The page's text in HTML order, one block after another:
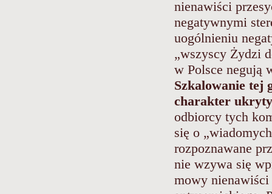
nienawiści
negatywnymi
uogólnieniu
„wszyscy Żydzi
w Polsce negują
Szkalowanie
charakter
odbiorcy tych
się o
rozpoznawane
nie wzywa się
mowy nienawiści